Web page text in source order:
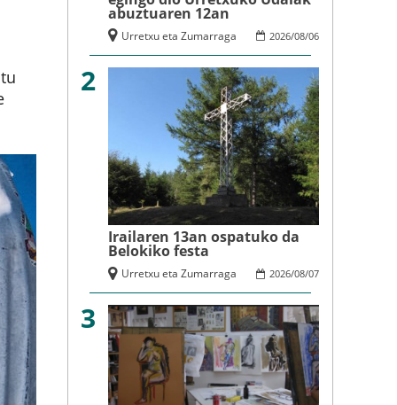
abuztuaren 12an
2026/08/06
Urretxu eta Zumarraga
2
Irailaren 13an ospatuko da
Belokiko festa
2026/08/07
Urretxu eta Zumarraga
3